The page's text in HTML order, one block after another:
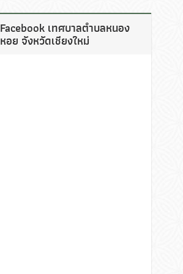
Facebook เทศบาลตำบลหนอง
หอย จังหวัดเชียงใหม่